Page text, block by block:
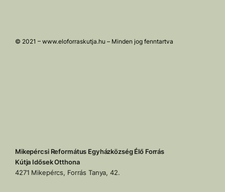
© 2021 – www.eloforraskutja.hu – Minden jog fenntartva
Mikepércsi Református Egyházközség Élő Forrás
Kútja Idősek Otthona
4271 Mikepércs, Forrás Tanya, 42.